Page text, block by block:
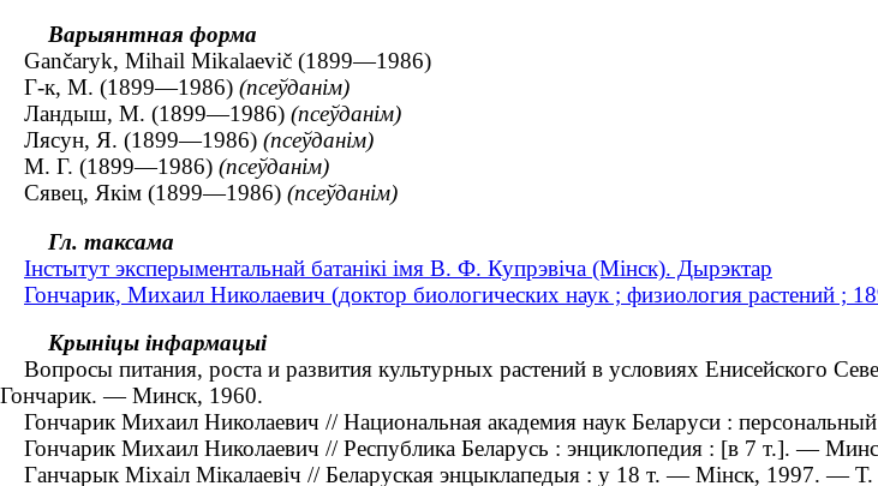
Варыянтная форма
Gančaryk, Mіhaіl Mіkalaevіč (1899—1986)
Г-к, М. (1899—1986) (псеўданім)
Ландыш, М. (1899—1986) (псеўданім)
Лясун, Я. (1899—1986) (псеўданім)
М. Г. (1899—1986) (псеўданім)
Сявец, Якім (1899—1986) (псеўданім)
Гл. таксама
Інстытут эксперыментальнай батанікі імя В. Ф. Купрэвіча (Мінск). Дырэктар
Гончарик, Михаил Николаевич (доктор биологических наук ; физиология растений ;
Крыніцы інфармацыі
Вопросы питания, роста и развития культурных растений в условиях Енисейского
Гончарик. — Минск, 1960.
Гончарик Михаил Николаевич // Национальная академия наук Беларуси :
Гончарик Михаил Николаевич // Республика Беларусь : энциклопедия : [в 7 т.]. —
Ганчарык Міхаіл Мікалаевіч // Беларуская энцыклапедыя : у 18 т. — Мінск, 1997. —